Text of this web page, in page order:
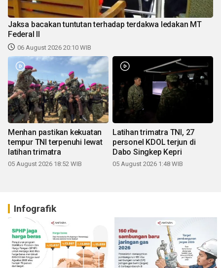
Jaksa bacakan tuntutan terhadap terdakwa ledakan MT
Federal II
06 August 2026 20:10 WIB
Menhan pastikan kekuatan
tempur TNI terpenuhi lewat
latihan trimatra
05 August 2026 18:52 WIB
Latihan trimatra TNI, 27
personel KDOL terjun di
Dabo Singkep Kepri
05 August 2026 1:48 WIB
Infografik